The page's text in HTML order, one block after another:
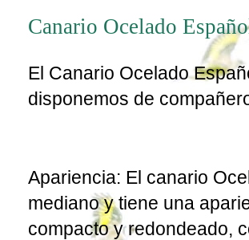
Canario Ocelado
El Canario Ocelado
disponemos de
Apariencia: El canario
mediano y tiene una
compacto y redondeado,